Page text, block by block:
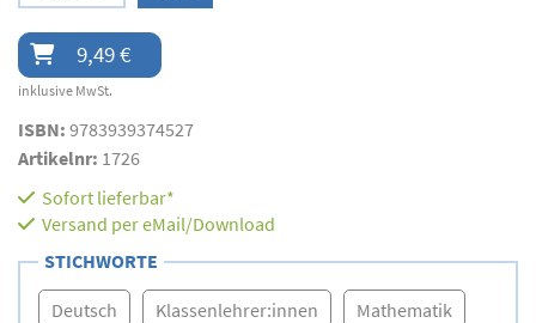
9,49 €
inklusive MwSt.
ISBN: 9783939374527
Artikelnr: 1726
Sofort lieferbar*
Versand per eMail/Download
STICHWORTE
Deutsch Klassenlehrer:innen Mathematik